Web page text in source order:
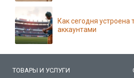
Как сегодня устроена
аккаунтами
ТОВАРЫ И УСЛУГИ